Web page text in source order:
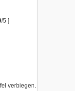
/5 ]
verbiegen.